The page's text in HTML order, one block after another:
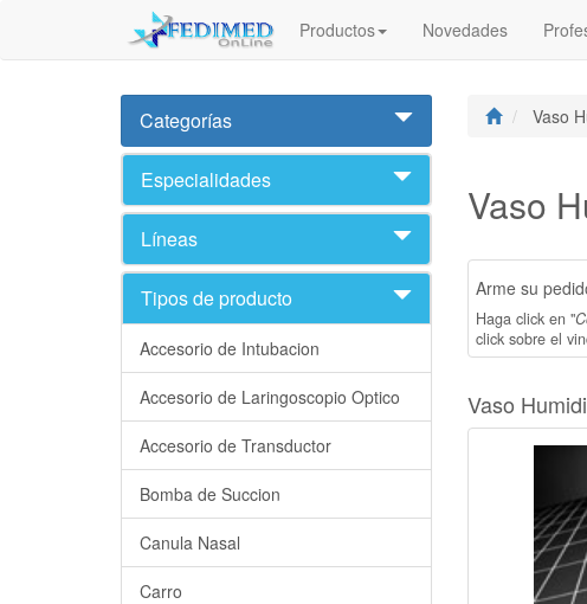
Productos Novedades
Categorías
Especialidades
Líneas
Tipos de producto
Accesorio de Intubacion
Accesorio de Laringoscopio Optico
Accesorio de Transductor
Bomba de Succion
Canula Nasal
Carro
Vaso
Vaso
Arme su
Haga click en "
click sobre el
Vaso